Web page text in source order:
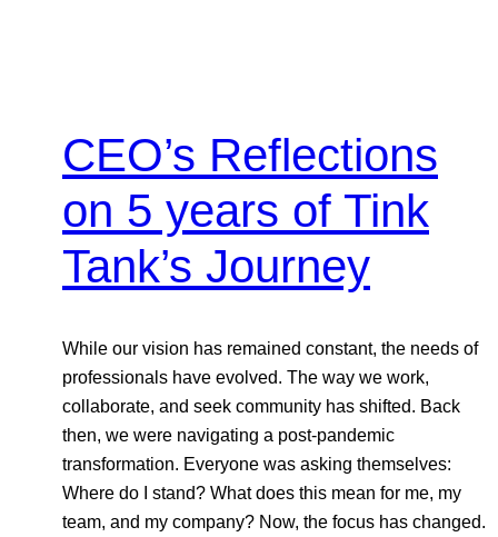
CEO’s Reflections
on 5 years of Tink
Tank’s Journey
While our vision has remained constant, the needs of
professionals have evolved. The way we work,
collaborate, and seek community has shifted. Back
then, we were navigating a post-pandemic
transformation. Everyone was asking themselves:
Where do I stand? What does this mean for me, my
team, and my company? Now, the focus has changed.